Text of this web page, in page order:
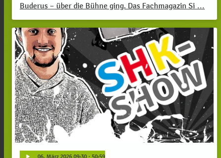
Buderus – über die Bühne ging. Das Fachmagazin Si …
06. März 2026 09:30 · 50:59